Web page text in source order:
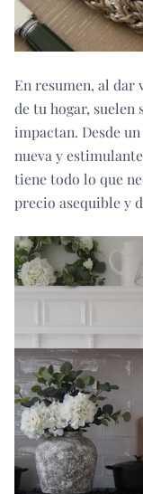
En resumen, al dar
de tu hogar, suelen
impactan. Desde
nueva y
tiene todo lo que
precio asequible y